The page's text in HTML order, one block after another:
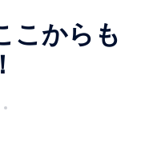
からも